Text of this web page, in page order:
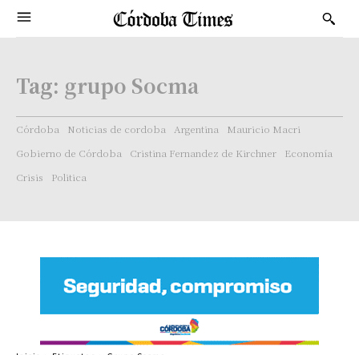
Tag: grupo Socma
Córdoba Noticias de cordoba Argentina
Mauricio Macri
Gobierno de Córdoba
Cristina Fernandez de Kirchner
Economía
Crisis
Politica